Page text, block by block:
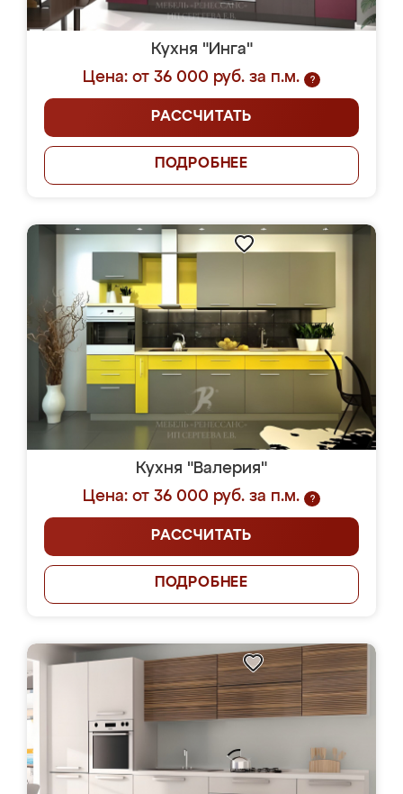
Кухня "Инга"
Цена: от 36 000 руб. за п.м.
?
РАССЧИТАТЬ
ПОДРОБНЕЕ
Кухня "Валерия"
Цена: от 36 000 руб. за п.м.
?
РАССЧИТАТЬ
ПОДРОБНЕЕ